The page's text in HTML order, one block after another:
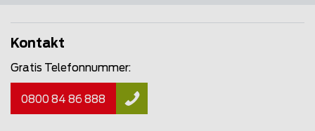
Kontakt
Gratis Telefonnummer:
0800 84 86 888